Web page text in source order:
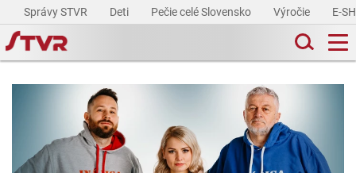
Správy STVR Deti Pečie celé Slovensko Výročie E-